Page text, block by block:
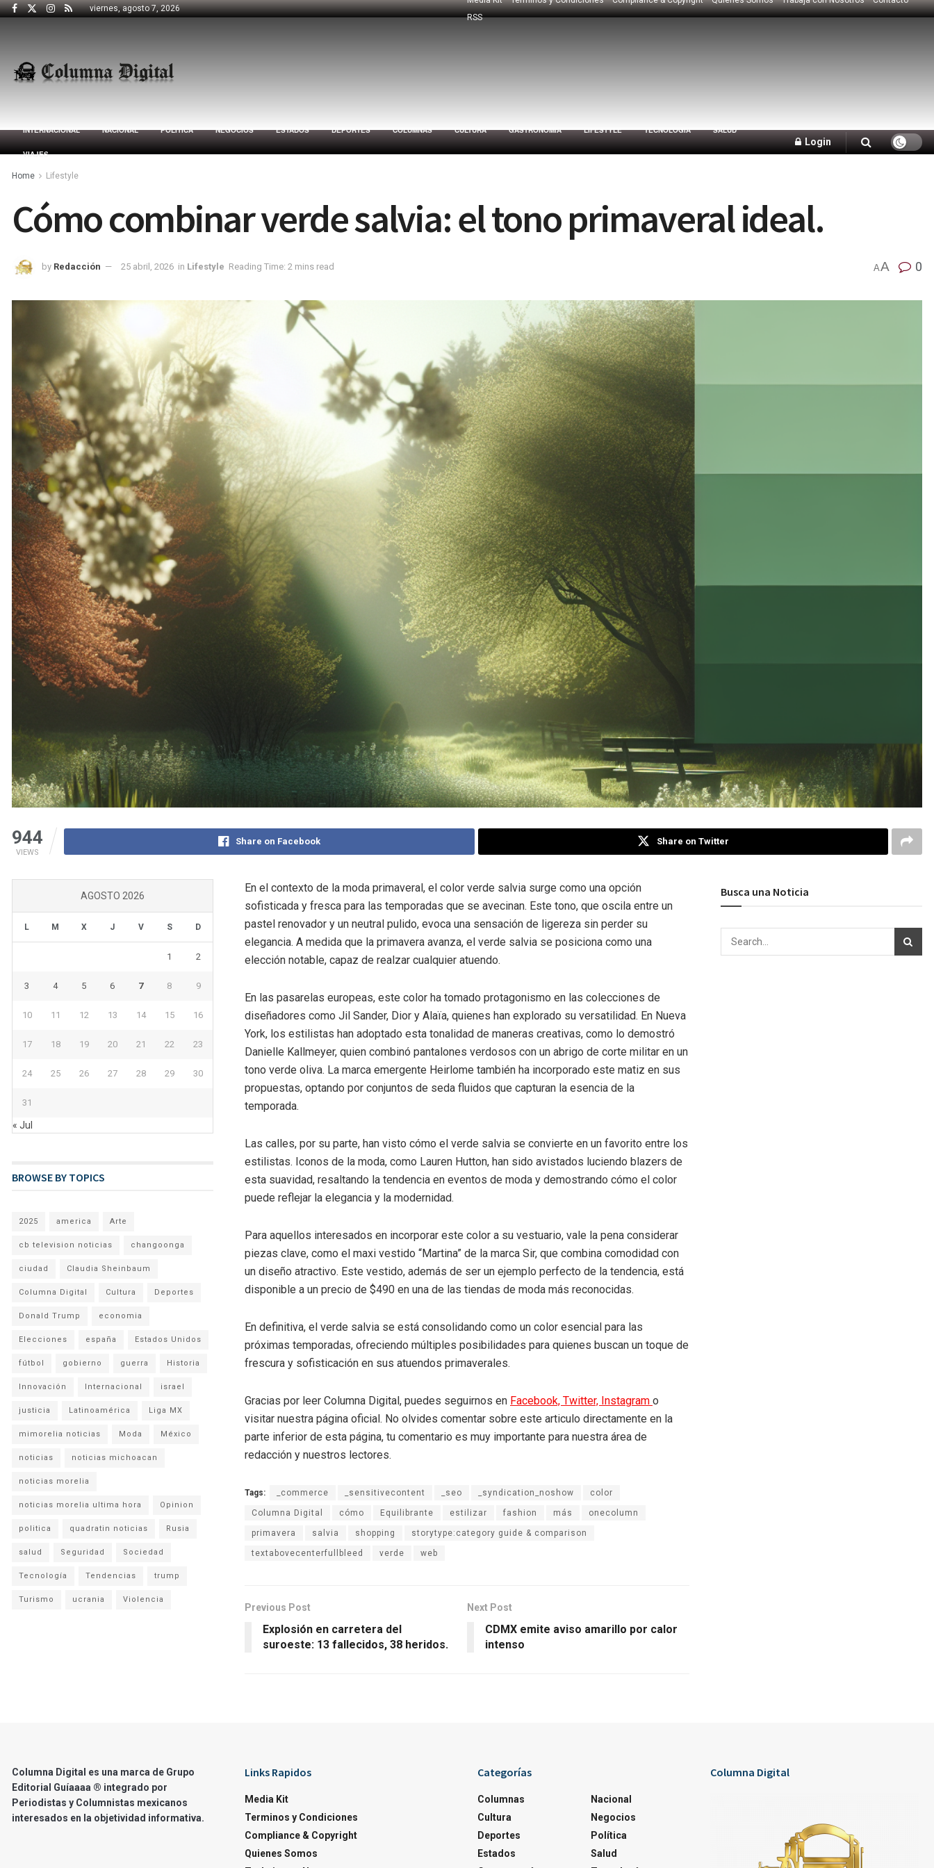
viernes, agosto 7, 2026
RSS
INTERNACIONAL NACIONAL POLÍTICA NEGOCIOS ESTADOS DEPORTES COLUMNAS CULTURA GASTRONOMÍA LIFESTYLE TECNOLOGÍA SALUD
VIAJES
Login
Home Lifestyle
Cómo combinar verde salvia: el tono primaveral ideal.
by Redacción 25 abril, 2026 in Lifestyle Reading Time: 2 mins read AA 0
944
VIEWS
Share on Facebook Share on Twitter
En el contexto de la moda primaveral, el color verde salvia surge como una opción
sofisticada y fresca para las temporadas que se avecinan. Este tono, que oscila entre un
pastel renovador y un neutral pulido, evoca una sensación de ligereza sin perder su
elegancia. A medida que la primavera avanza, el verde salvia se posiciona como una
elección notable, capaz de realzar cualquier atuendo.
En las pasarelas europeas, este color ha tomado protagonismo en las colecciones de
diseñadores como Jil Sander, Dior y Alaïa, quienes han explorado su versatilidad. En Nueva
York, los estilistas han adoptado esta tonalidad de maneras creativas, como lo demostró
Danielle Kallmeyer, quien combinó pantalones verdosos con un abrigo de corte militar en un
tono verde oliva. La marca emergente Heirlome también ha incorporado este matiz en sus
propuestas, optando por conjuntos de seda fluidos que capturan la esencia de la
temporada.
Las calles, por su parte, han visto cómo el verde salvia se convierte en un favorito entre los
estilistas. Iconos de la moda, como Lauren Hutton, han sido avistados luciendo blazers de
esta suavidad, resaltando la tendencia en eventos de moda y demostrando cómo el color
puede reflejar la elegancia y la modernidad.
Para aquellos interesados en incorporar este color a su vestuario, vale la pena considerar
piezas clave, como el maxi vestido “Martina” de la marca Sir, que combina comodidad con
un diseño atractivo. Este vestido, además de ser un ejemplo perfecto de la tendencia, está
disponible a un precio de $490 en una de las tiendas de moda más reconocidas.
En definitiva, el verde salvia se está consolidando como un color esencial para las
próximas temporadas, ofreciendo múltiples posibilidades para quienes buscan un toque de
frescura y sofisticación en sus atuendos primaverales.
Gracias por leer Columna Digital, puedes seguirnos en Facebook, Twitter, Instagram o
visitar nuestra página oficial. No olvides comentar sobre este articulo directamente en la
parte inferior de esta página, tu comentario es muy importante para nuestra área de
redacción y nuestros lectores.
Tags: _commerce _sensitivecontent _seo _syndication_noshow color
Columna Digital cómo Equilibrante estilizar fashion más onecolumn
primavera salvia shopping storytype:category guide & comparison
textabovecenterfullbleed verde web
Previous Post
Explosión en carretera del
suroeste: 13 fallecidos, 38 heridos.
Next Post
CDMX emite aviso amarillo por calor
intenso
AGOSTO 2026
L M X J V S D
1 2
3 4 5 6 7 8 9
10 11 12 13 14 15 16
17 18 19 20 21 22 23
24 25 26 27 28 29 30
31
« Jul
BROWSE BY TOPICS
2025 america Arte
cb television noticias changoonga
ciudad Claudia Sheinbaum
Columna Digital Cultura Deportes
Donald Trump economia
Elecciones españa Estados Unidos
fútbol gobierno guerra Historia
Innovación Internacional israel
justicia Latinoamérica Liga MX
mimorelia noticias Moda México
noticias noticias michoacan
noticias morelia
noticias morelia ultima hora Opinion
politica quadratin noticias Rusia
salud Seguridad Sociedad
Tecnología Tendencias trump
Turismo ucrania Violencia
Busca una Noticia
Columna Digital es una marca de Grupo
Editorial Guíaaaa ® integrado por
Periodistas y Columnistas mexicanos
interesados en la objetividad informativa.
Links Rapidos
Media Kit
Terminos y Condiciones
Compliance & Copyright
Quienes Somos
Categorías
Columnas
Cultura
Deportes
Estados
Nacional
Negocios
Política
Salud
Columna Digital